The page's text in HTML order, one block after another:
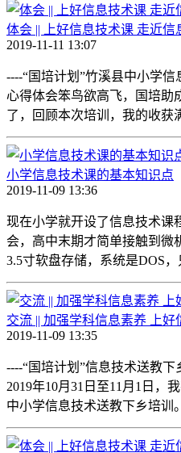
体会 || 上好信息技术课 走近信
2019-11-11 13:07
----“国培计划”竹溪县中小学
心得体会笨鸟欲高飞，国培助
了，回顾本次培训，我的收获
小学信息技术课的基本知识点
2019-11-09 13:36
现在小学就开设了信息技术课
会，高中末期才简单接触到微
3.5寸软盘存储，系统是DOS
交流 || 加强学科信息素养 上好
2019-11-09 13:35
----“国培计划”信息技术送教
2019年10月31日至11月1日，
中小学信息技术送教下乡培训